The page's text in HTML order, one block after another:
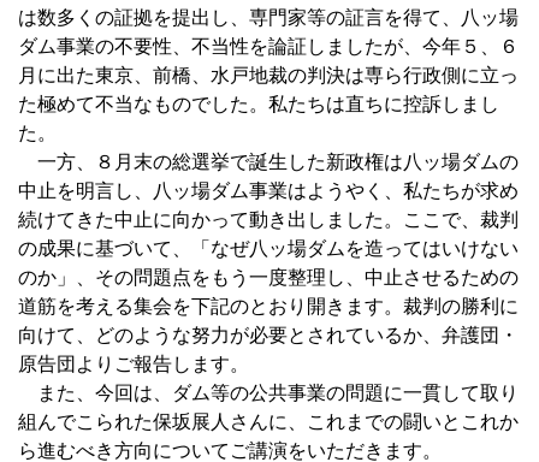
は数多くの証拠を提出し、専門家等の証言を得て、八ッ場
ダム事業の不要性、不当性を論証しましたが、今年５、６
月に出た東京、前橋、水戸地裁の判決は専ら行政側に立っ
た極めて不当なものでした。私たちは直ちに控訴しまし
た。
一方、８月末の総選挙で誕生した新政権は八ッ場ダムの
中止を明言し、八ッ場ダム事業はようやく、私たちが求め
続けてきた中止に向かって動き出しました。ここで、裁判
の成果に基づいて、「なぜ八ッ場ダムを造ってはいけない
のか」、その問題点をもう一度整理し、中止させるための
道筋を考える集会を下記のとおり開きます。裁判の勝利に
向けて、どのような努力が必要とされているか、弁護団・
原告団よりご報告します。
また、今回は、ダム等の公共事業の問題に一貫して取り
組んでこられた保坂展人さんに、これまでの闘いとこれか
ら進むべき方向についてご講演をいただきます。